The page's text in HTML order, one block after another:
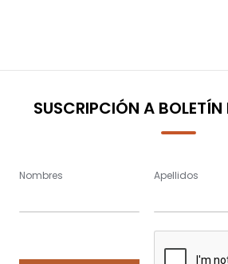
SUSCRIPCIÓN A
Nombres Apellidos